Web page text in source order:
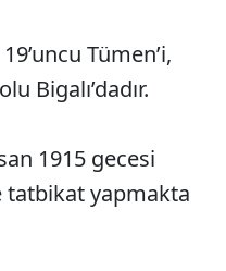
Tümen’i,
Bigalı’dadır.
1915 gecesi
tatbikat yapmakta